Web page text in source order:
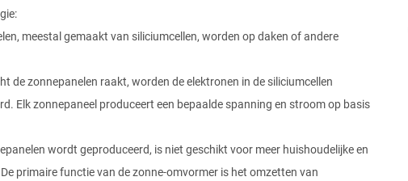
meestal gemaakt van siliciumcellen, worden op daken of andere
zonnepanelen raakt, worden de elektronen in de siliciumcellen
Elk zonnepaneel produceert een bepaalde spanning en stroom op basis
wordt geproduceerd, is niet geschikt voor meer huishoudelijke en
primaire functie van de zonne-omvormer is het omzetten van